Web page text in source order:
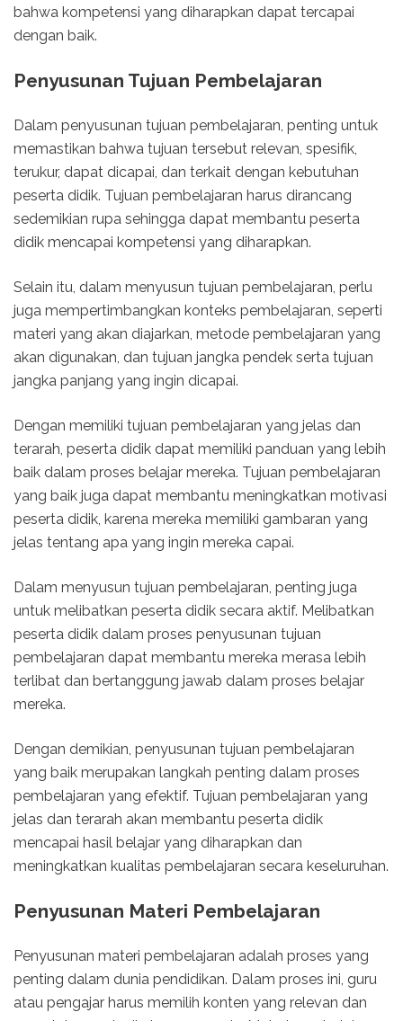
bahwa kompetensi yang diharapkan dapat tercapai
dengan baik.
Penyusunan Tujuan Pembelajaran
Dalam penyusunan tujuan pembelajaran, penting untuk
memastikan bahwa tujuan tersebut relevan, spesifik,
terukur, dapat dicapai, dan terkait dengan kebutuhan
peserta didik. Tujuan pembelajaran harus dirancang
sedemikian rupa sehingga dapat membantu peserta
didik mencapai kompetensi yang diharapkan.
Selain itu, dalam menyusun tujuan pembelajaran, perlu
juga mempertimbangkan konteks pembelajaran, seperti
materi yang akan diajarkan, metode pembelajaran yang
akan digunakan, dan tujuan jangka pendek serta tujuan
jangka panjang yang ingin dicapai.
Dengan memiliki tujuan pembelajaran yang jelas dan
terarah, peserta didik dapat memiliki panduan yang lebih
baik dalam proses belajar mereka. Tujuan pembelajaran
yang baik juga dapat membantu meningkatkan motivasi
peserta didik, karena mereka memiliki gambaran yang
jelas tentang apa yang ingin mereka capai.
Dalam menyusun tujuan pembelajaran, penting juga
untuk melibatkan peserta didik secara aktif. Melibatkan
peserta didik dalam proses penyusunan tujuan
pembelajaran dapat membantu mereka merasa lebih
terlibat dan bertanggung jawab dalam proses belajar
mereka.
Dengan demikian, penyusunan tujuan pembelajaran
yang baik merupakan langkah penting dalam proses
pembelajaran yang efektif. Tujuan pembelajaran yang
jelas dan terarah akan membantu peserta didik
mencapai hasil belajar yang diharapkan dan
meningkatkan kualitas pembelajaran secara keseluruhan.
Penyusunan Materi Pembelajaran
Penyusunan materi pembelajaran adalah proses yang
penting dalam dunia pendidikan. Dalam proses ini, guru
atau pengajar harus memilih konten yang relevan dan